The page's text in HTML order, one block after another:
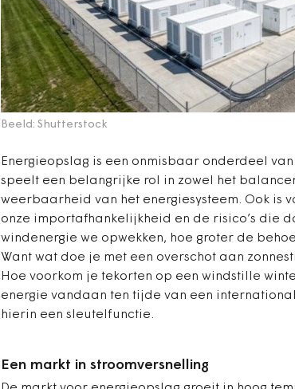
Beeld: Shutterstock
Energieopslag is een onmisbaar onderdeel
speelt een belangrijke rol in zowel het
weerbaarheid van het energiesysteem. Ook is
onze importafhankelijkheid en de risico’s die
windenergie we opwekken, hoe groter de
Want wat doe je met een overschot aan
Hoe voorkom je tekorten op een windstille
energie vandaan ten tijde van een
hierin een sleutelfunctie.
Een markt in stroomversnelling